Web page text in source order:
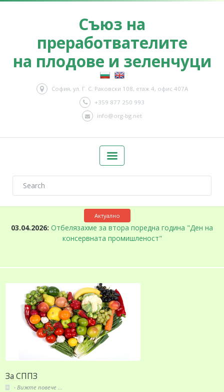
Съюз на
преработвателите
на плодове и зеленчуци
София, ул. Г. С. Раковски 108, етаж 4, офис 407А
+359 877 250 993
info@org-bg.net
Актуално
за втора поредна година "Ден на
консервната промишленост"
18.11.2025:
За СППЗ
Вижте повече ...